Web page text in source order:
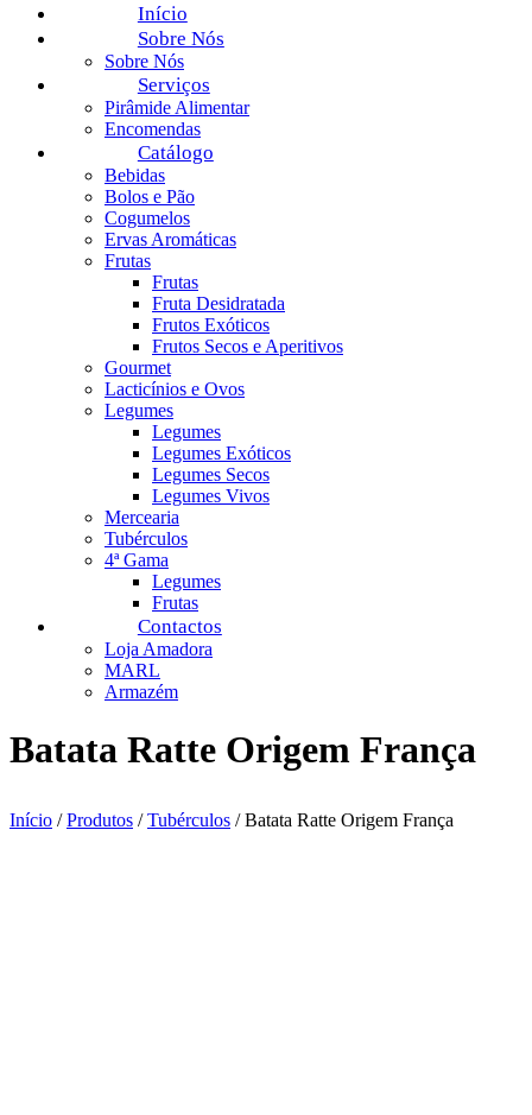
Início
Sobre Nós
Sobre Nós
Serviços
Pirâmide Alimentar
Encomendas
Catálogo
Bebidas
Bolos e Pão
Cogumelos
Ervas Aromáticas
Frutas
Frutas
Fruta Desidratada
Frutos Exóticos
Frutos Secos e Aperitivos
Gourmet
Lacticínios e Ovos
Legumes
Legumes
Legumes Exóticos
Legumes Secos
Legumes Vivos
Mercearia
Tubérculos
4ª Gama
Legumes
Frutas
Contactos
Loja Amadora
MARL
Armazém
Batata Ratte Origem França
Início /Produtos /Tubérculos / Batata Ratte Origem França